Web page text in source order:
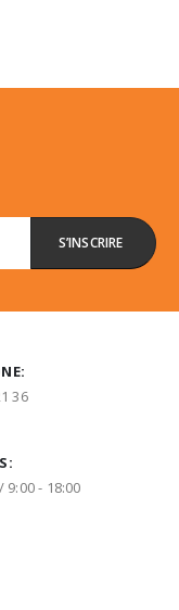
36
9:00 - 18:00